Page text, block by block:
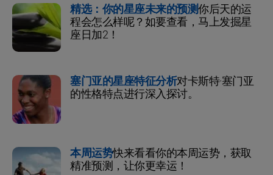
精选：你的星座未来的预测你后天的运
程会怎么样呢？如要查看，马上发掘星
座日加2！
塞门亚的星座特征分析对卡斯特·塞门亚
的性格特点进行深入探讨。
本周运势快来看看你的本周运势，获取
精准预测，让你更幸运！